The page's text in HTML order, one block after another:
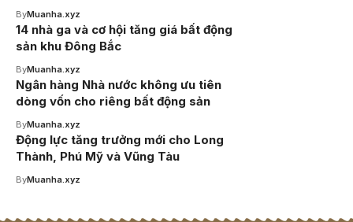
ByMuanha.xyz
14 nhà ga và cơ hội tăng giá bất động
sản khu Đông Bắc
ByMuanha.xyz
Ngân hàng Nhà nước không ưu tiên
dòng vốn cho riêng bất động sản
ByMuanha.xyz
Động lực tăng trưởng mới cho Long
Thành, Phú Mỹ và Vũng Tàu
ByMuanha.xyz